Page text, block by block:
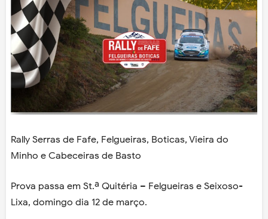
Rally Serras de Fafe, Felgueiras, Boticas, Vieira do
Minho e Cabeceiras de Basto
Prova passa em St.ª Quitéria – Felgueiras e Seixoso-
Lixa, domingo dia 12 de março.